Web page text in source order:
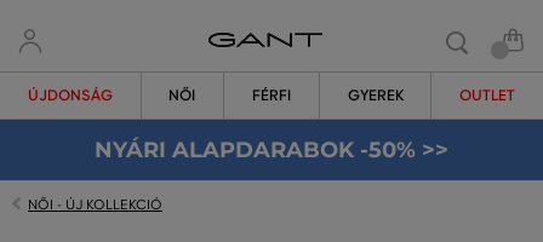
ÚJDONSÁG NŐI FÉRFI GYEREK OUTLET
NYÁRI ALAPDARABOK -50% >>
NŐI - ÚJ KOLLEKCIÓ